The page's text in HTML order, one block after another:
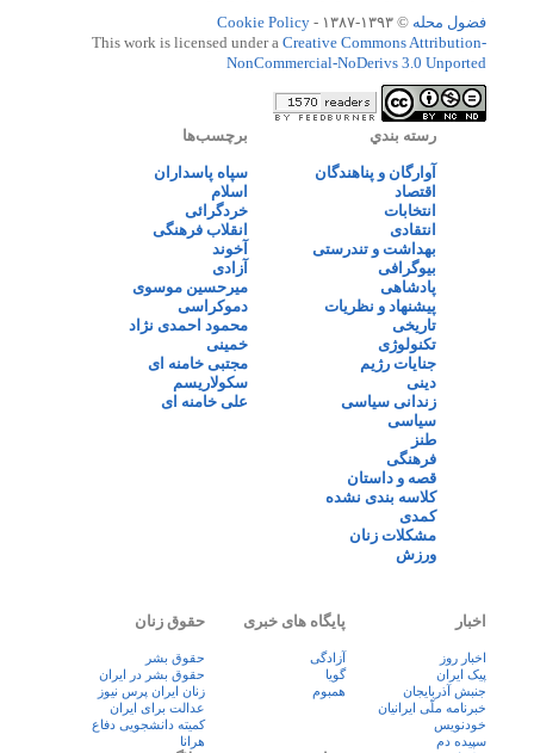
فضول محله © ۱۳۹۳-۱۳۸۷ -
Cookie Policy
This work is licensed under a Creative Commons Attribution-
NonCommercial-NoDerivs 3.0 Unported
رسته بندي
آوارگان و پناهندگان
اقتصاد
انتخابات
انتقادی
بهداشت و تندرستی
بیوگرافی
پادشاهی
پیشنهاد و نظریات
تاریخی
تکنولوژی
جنایات رژیم
دینی
زندانی سیاسی
سیاسی
طنز
فرهنگی
قصه و داستان
کلاسه بندی نشده
کمدی
مشکلات زنان
ورزش
برچسب‌ها
سپاه پاسداران
اسلام
خردگرائی
انقلاب فرهنگی
آخوند
آزادی
میرحسین موسوی
دموکراسی
محمود احمدی نژاد
خمینی
مجتبی خامنه ای
سکولاریسم
علی خامنه ای
اخبار
اخبار روز
پيک ايران
جنبش آذربایجان
خبرنامه ملّی ایرانیان
خودنویس
سپیده دم
پایگاه های خبری
آزادگی
گویا
همبوم
حقوق زنان
حقوق بشر
حقوق بشر در ایران
زنان ايران پرس نيوز
عدالت برای ایران
کمیته دانشجویی دفاع
هرانا